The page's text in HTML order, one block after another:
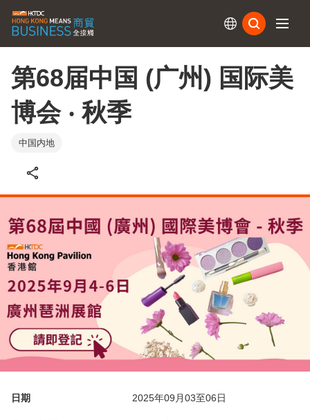
第68届中国 (广州) 国际美
博会 ‧ 秋季
中国内地
日期 2025年09月03至06日